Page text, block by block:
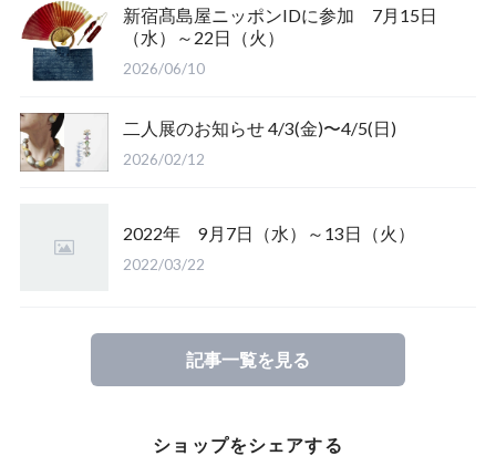
新宿髙島屋ニッポンIDに参加 7月15日
（水）～22日（火）
2026/06/10
二人展のお知らせ 4/3(金)〜4/5(日)
2026/02/12
2022年 9月7日（水）～13日（火）
2022/03/22
記事一覧を見る
ショップをシェアする